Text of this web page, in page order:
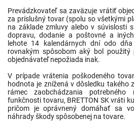
Prevádzkovateľ sa zaväzuje vrátiť
za príslušný tovar (spolu so všetkými
na základe zmluvy alebo v súvislosti
dopravu, dodanie a poštovné a
lehote 14 kalendárnych dní odo
rovnakým spôsobom aký bol
objednávateľ nepožiada inak.
V prípade vrátenia poškodeného
hodnota je znížená v dôsledku takého
rámec zaobchádzania
funkčnosti tovaru, BRETTON SK vráti
pričom je oprávnený domáhať sa
náhrady škody spôsobenej na tovare.